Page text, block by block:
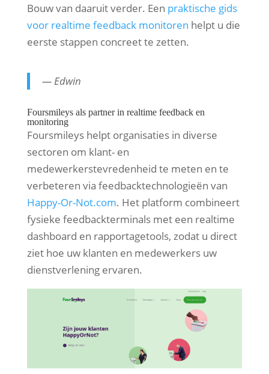
Bouw van daaruit verder. Een praktische gids
voor realtime feedback monitoren helpt u die
eerste stappen concreet te zetten.
— Edwin
Foursmileys als partner in realtime feedback en
monitoring
Foursmileys helpt organisaties in diverse
sectoren om klant- en
medewerkerstevredenheid te meten en te
verbeteren via feedbacktechnologieën van
Happy-Or-Not.com. Het platform combineert
fysieke feedbackterminals met een realtime
dashboard en rapportagetools, zodat u direct
ziet hoe uw klanten en medewerkers uw
dienstverlening ervaren.